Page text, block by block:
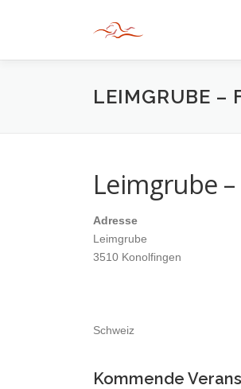
LEIMGRUBE –
Leimgrube
Adresse
Leimgrube
3510 Konolfingen
Schweiz
Kommende